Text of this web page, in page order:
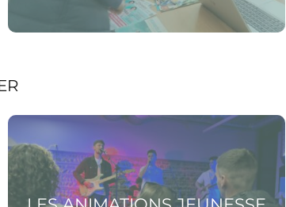
Voir la page Les animations jeunesse de la Ville